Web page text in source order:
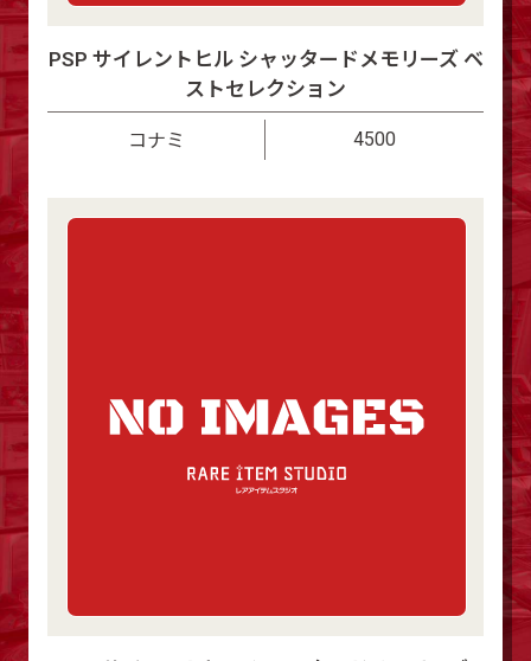
PSP サイレントヒル シャッタードメモリーズ ベ
ストセレクション
コナミ 4500